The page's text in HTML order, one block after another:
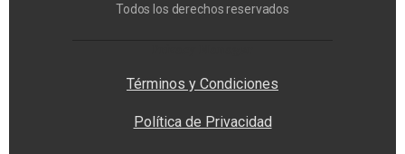
Todos los derechos reservados
Términos y Condiciones
Política de Privacidad